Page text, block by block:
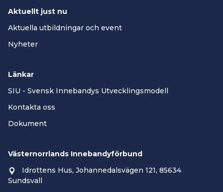
Aktuellt just nu
Aktuella utbildningar och event
Nyheter
Länkar
SIU - Svensk Innebandys Utvecklingsmodell
Kontakta oss
Dokument
Västernorrlands Innebandyförbund
Idrottens Hus, Johannedalsvägen 121, 85634
Sundsvall